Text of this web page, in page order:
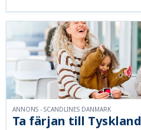
Ta färjan till
ANNONS - SCANDLINES DANMARK